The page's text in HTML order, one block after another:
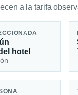
a la tarifa
hotel